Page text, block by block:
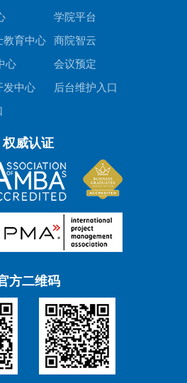
学院平台
教育中心
商院智云
心
会议预定
发中心
后台维护入口
权威认证
方二维码